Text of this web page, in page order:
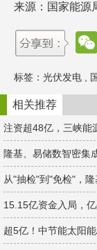
来源：国家能源
标签： 光伏发电
相关推荐
注资超48亿，三峡能
隆基、易储数智密集
从"抽检"到"免检"，
15.15亿资金入局，
超5亿！中节能太阳